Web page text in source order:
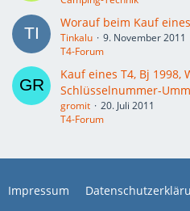
Worauf beim Kauf
Tinkalu
9. November 2011
T4-Forum
Kauf eines T4, Bj 1998,
Schlüsselnummer-
gromit
20. Juli 2011
T4-Forum
Impressum